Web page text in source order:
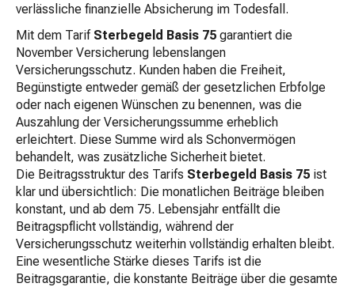
verlässliche finanzielle Absicherung im Todesfall.
Mit dem Tarif Sterbegeld Basis 75 garantiert die
November Versicherung lebenslangen
Versicherungsschutz. Kunden haben die Freiheit,
Begünstigte entweder gemäß der gesetzlichen Erbfolge
oder nach eigenen Wünschen zu benennen, was die
Auszahlung der Versicherungssumme erheblich
erleichtert. Diese Summe wird als Schonvermögen
behandelt, was zusätzliche Sicherheit bietet.
Die Beitragsstruktur des Tarifs Sterbegeld Basis 75 ist
klar und übersichtlich: Die monatlichen Beiträge bleiben
konstant, und ab dem 75. Lebensjahr entfällt die
Beitragspflicht vollständig, während der
Versicherungsschutz weiterhin vollständig erhalten bleibt.
Eine wesentliche Stärke dieses Tarifs ist die
Beitragsgarantie, die konstante Beiträge über die gesamte